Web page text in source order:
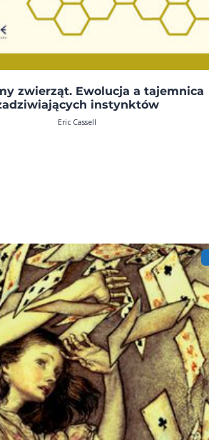
zwierząt. Ewolucja a tajemnica
instynktów
Eric Cassell